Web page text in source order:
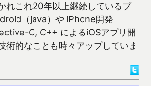
れこれ20年以上継続しているブ
（java）や iPhone開発
C, C++ によるiOSアプリ開
術的なことも時々アップしていま